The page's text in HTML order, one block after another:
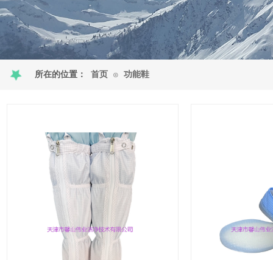
所在的位置： 首页 ⊙ 功能鞋